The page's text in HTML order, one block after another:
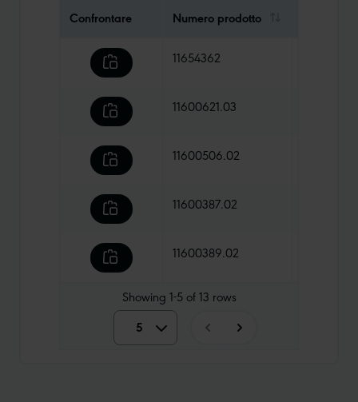
Confrontare Numero prodotto
11654362
11600621.03
11600506.02
11600387.02
11600389.02
Showing 1-5of13 rows
5 5